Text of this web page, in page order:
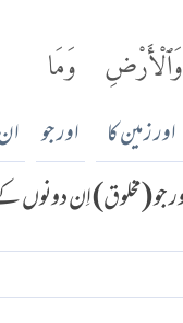
وَٱلْأَرْضِ
اور زمین کا
وَمَا
اور جو
اور جو (مخلوق) اِن